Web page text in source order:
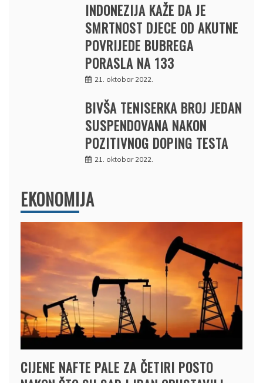
INDONEZIJA KAŽE DA JE
SMRTNOST DJECE OD AKUTNE
POVRIJEDE BUBREGA
PORASLA NA 133
21. oktobar 2022.
BIVŠA TENISERKA BROJ JEDAN
SUSPENDOVANA NAKON
POZITIVNOG DOPING TESTA
21. oktobar 2022.
EKONOMIJA
CIJENE NAFTE PALE ZA ČETIRI POSTO